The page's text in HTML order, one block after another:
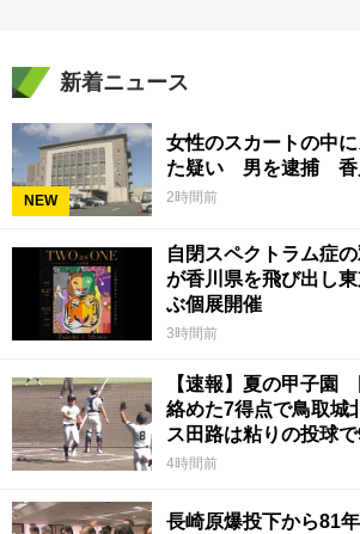
新着ニュース
NEW
女性のスカートの中
た疑い 男を逮捕 香
2時間前
自閉スペクトラム症
が香川県を飛び出し
ぶ個展開催
3時間前
【速報】夏の甲子園
絡めた7得点で鳥取
ス田路は粘りの投球
4時間前
長崎原爆投下から81